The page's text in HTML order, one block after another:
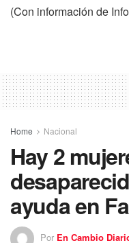
(Con información de
Home Nacional
Hay 2
ayuda en
Por En Cambio